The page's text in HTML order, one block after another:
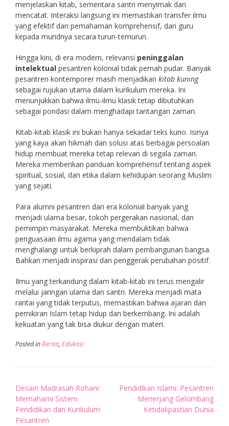
menjelaskan kitab, sementara santri menyimak dan
mencatat. Interaksi langsung ini memastikan transfer ilmu
yang efektif dan pemahaman komprehensif, dari guru
kepada muridnya secara turun-temurun.
Hingga kini, di era modern, relevansi peninggalan
intelektual pesantren kolonial tidak pernah pudar. Banyak
pesantren kontemporer masih menjadikan kitab kuning
sebagai rujukan utama dalam kurikulum mereka. Ini
menunjukkan bahwa ilmu-ilmu klasik tetap dibutuhkan
sebagai pondasi dalam menghadapi tantangan zaman.
Kitab-kitab klasik ini bukan hanya sekadar teks kuno. Isinya
yang kaya akan hikmah dan solusi atas berbagai persoalan
hidup membuat mereka tetap relevan di segala zaman.
Mereka memberikan panduan komprehensif tentang aspek
spiritual, sosial, dan etika dalam kehidupan seorang Muslim
yang sejati.
Para alumni pesantren dari era kolonial banyak yang
menjadi ulama besar, tokoh pergerakan nasional, dan
pemimpin masyarakat. Mereka membuktikan bahwa
penguasaan ilmu agama yang mendalam tidak
menghalangi untuk berkiprah dalam pembangunan bangsa.
Bahkan menjadi inspirasi dan penggerak perubahan positif.
Ilmu yang terkandung dalam kitab-kitab ini terus mengalir
melalui jaringan ulama dan santri. Mereka menjadi mata
rantai yang tidak terputus, memastikan bahwa ajaran dan
pemikiran Islam tetap hidup dan berkembang. Ini adalah
kekuatan yang tak bisa diukur dengan materi.
Posted inBerita, Edukasi
Post
navigation
Desain Madrasah Rohani:
Memahami Sistem
Pendidikan dan Kurikulum
Pesantren
Pendidikan Islami: Pesantren
Menerjang Gelombang
Ketidakpastian Dunia